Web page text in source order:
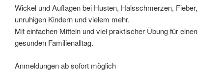
Wickel und Auflagen bei Husten, Halsschmerzen, Fieber,
unruhigen Kindern und vielem mehr.
Mit einfachen Mitteln und viel praktischer Übung für einen
gesunden Familienalltag.
Anmeldungen ab sofort möglich